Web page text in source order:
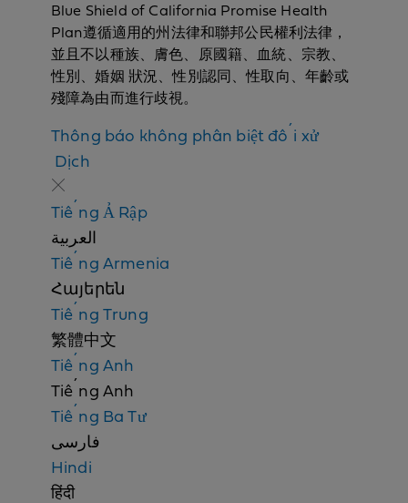
Blue Shield of California Promise Health
Plan遵循適用的州法律和聯邦公民權利法律，
並且不以種族、膚色、原國籍、血統、宗教、
性別、婚姻 狀況、性別認同、性取向、年齡或
殘障為由而進行歧視。
Thông báo không phân biệt đối xử
DịchN
n
d
i
s
c
r
i
m
i
n
a
Tiếng Ả Rập
العربية
Tiếng Armenia
Հայերեն
Tiếng Trung
繁體中文
Tiếng Anh
Tiếng Anh
Tiếng Ba Tư
فارسی
Hindi
हिंदी